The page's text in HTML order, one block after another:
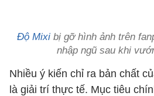
Độ Mixi bị gỡ hình ảnh trên
nhập ngũ sau khi
Nhiều ý kiến chỉ ra bản chất
là giải trí thực tế. Mục tiêu